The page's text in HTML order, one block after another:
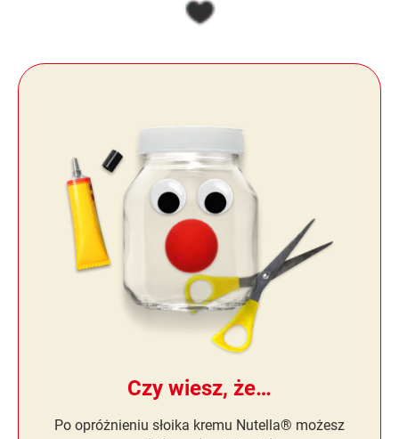
Czy wiesz, że…
Po opróżnieniu słoika kremu Nutella® możesz